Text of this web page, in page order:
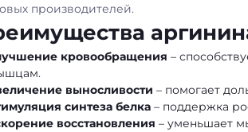
производителей.
кровообращения –
выносливости – помогает
синтеза белка – поддержка
восстановления – уменьшает